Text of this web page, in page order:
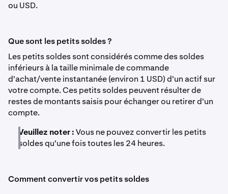
ou USD.
Que sont les petits soldes ?
Les petits soldes sont considérés comme des soldes
inférieurs à la taille minimale de commande
d'achat/vente instantanée (environ 1 USD) d'un actif sur
votre compte. Ces petits soldes peuvent résulter de
restes de montants saisis pour échanger ou retirer d'un
compte.
Veuillez noter :Vous ne pouvez convertir les petits
soldes qu'une fois toutes les 24 heures.
Comment convertir vos petits soldes